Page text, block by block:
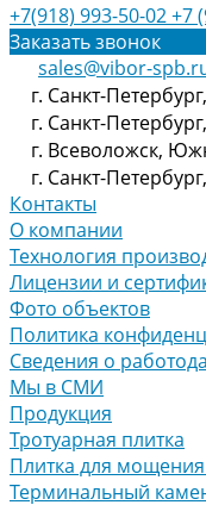
+7(918) 993-50-02+7
Заказать звонок
sales@vibor-
г. Санкт-
г. Санкт-
г. Всеволожск,
г. Санкт-
Контакты
О компании
Технология
Лицензии и
Фото объектов
Политика
Сведения о
Мы в СМИ
Продукция
Тротуарная плитка
Плитка для
Терминальный